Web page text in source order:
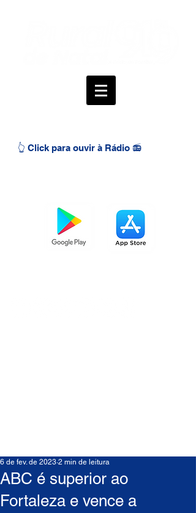
👆 Click para ouvir à Rádio 📻
ABC é superior ao
Fortaleza e vence a
6 de fev. de 2023 2 min de leitura